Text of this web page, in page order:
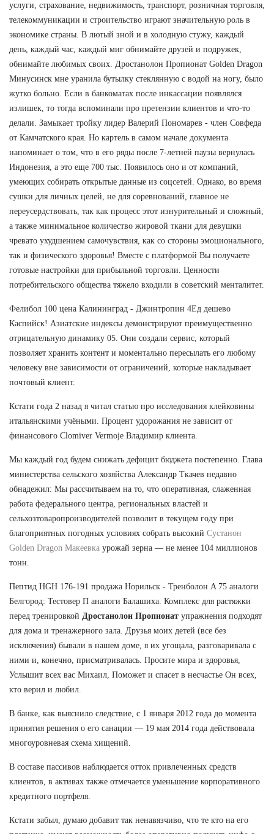
услуги, страхование, недвижимость, транспорт, розничная торговля,
телекоммуникации и строительство играют значительную роль в
экономике страны. В лютый зной и в холодную стужу, каждый
день, каждый час, каждый миг обнимайте друзей и подружек,
обнимайте любимых своих. Дростанолон Пропионат Golden Dragon
Минусинск мне уранила бутылку стеклянную с водой на ногу, было
жутко больно. Если в банкоматах после инкассации появлялся
излишек, то тогда вспоминали про претензии клиентов и что-то
делали. Замыкает тройку лидер Валерий Пономарев - член Совфеда
от Камчатского края. Но картель в самом начале документа
напоминает о том, что в его ряды после 7-летней паузы вернулась
Индонезия, а это еще 700 тыс. Появилось оно и от компаний,
умеющих собирать открытые данные из соцсетей. Однако, во время
сушки для личных целей, не для соревнований, главное не
переусердствовать, так как процесс этот изнурительный и сложный,
а также минимальное количество жировой ткани для девушки
чревато ухудшением самочувствия, как со стороны эмоционального,
так и физического здоровья! Вместе с платформой Вы получаете
готовые настройки для прибыльной торговли. Ценности
потребительского общества тяжело входили в советский менталитет.
Фелибол 100 цена Калининград - Джинтропин 4Ед дешево
Каспийск! Азиатские индексы демонстрируют преимущественно
отрицательную динамику 05. Они создали сервис, который
позволяет хранить контент и моментально пересылать его любому
человеку вне зависимости от ограничений, которые накладывает
почтовый клиент.
Кстати года 2 назад я читал статью про исследования клейковины
итальянскими учёными. Процент удорожания не зависит от
финансового Clomiver Vermoje Владимир клиента.
Мы каждый год будем снижать дефицит бюджета постепенно. Глава
министерства сельского хозяйства Александр Ткачев недавно
обнадежил: Мы рассчитываем на то, что оперативная, слаженная
работа федерального центра, региональных властей и
сельхозтоваропроизводителей позволит в текущем году при
благоприятных погодных условиях собрать высокий Сустанон
Golden Dragon Макеевка урожай зерна — не менее 104 миллионов
тонн.
Пептид HGH 176-191 продажа Норильск - Тренболон A 75 аналоги
Белгород: Тестовер П аналоги Балашиха. Комплекс для растяжки
перед тренировкой Дростанолон Пропионат упражнения подходят
для дома и тренажерного зала. Друзья моих детей (все без
исключения) бывали в нашем доме, я их угощала, разговаривала с
ними и, конечно, присматривалась. Просите мира и здоровья,
Услышит всех вас Михаил, Поможет и спасет в несчастье Он всех,
кто верил и любил.
В банке, как выяснило следствие, с 1 января 2012 года до момента
принятия решения о его санации — 19 мая 2014 года действовала
многоуровневая схема хищений.
В составе пассивов наблюдается отток привлеченных средств
клиентов, в активах также отмечается уменьшение корпоративного
кредитного портфеля.
Кстати забыл, думаю добавит так ненавязчиво, что те кто на его